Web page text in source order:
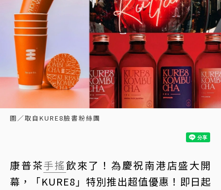
圖／取自KURE8臉書粉絲團
康普茶手搖飲來了！為慶祝南港店盛大開
幕，「KURE8」特別推出超值優惠！即日起